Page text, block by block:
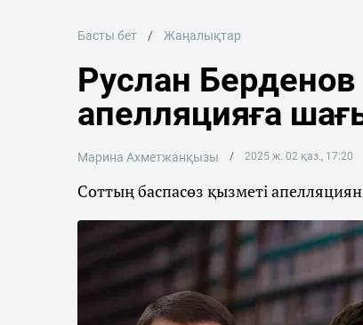
Басты бет Жаңалықтар
Руслан Берденов
апелляцияға
Марина Ахметжанқызы 2025 ж. 02 қаз., 17:20
Соттың баспасөз қызметі